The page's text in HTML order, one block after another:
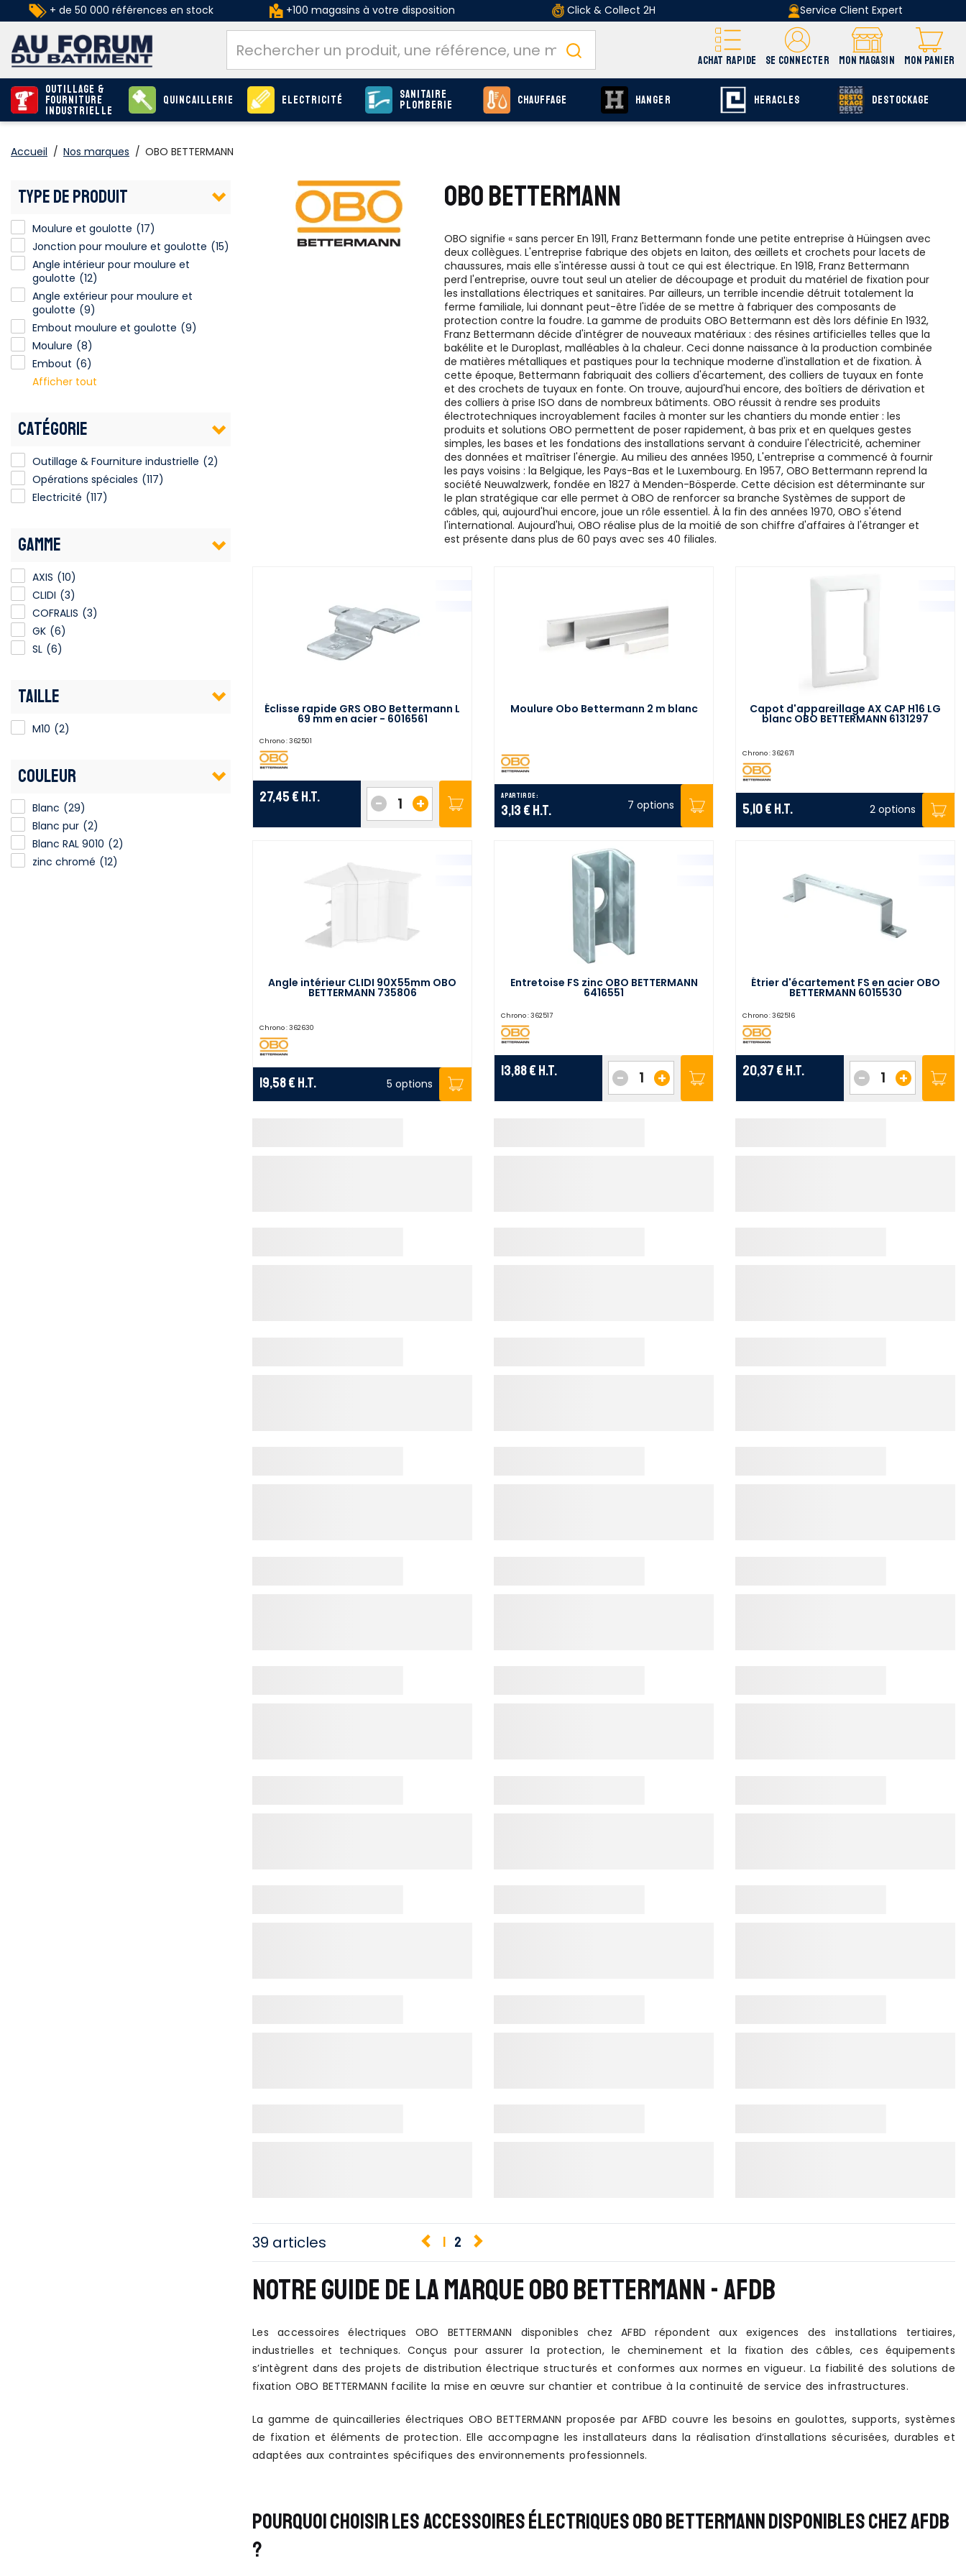
+ de 50 000 références en stock +100 magasins à votre disposition Click & Collect 2H Service Client Expert
ACHAT RAPIDE SE CONNECTER MON MAGASIN MON PANIER
Outillage &
Fourniture
industrielle
Quincaillerie Electricité Sanitaire
Plomberie Chauffage HANGER HERACLES DESTOCKAGE
Accueil / Nos marques / OBO BETTERMANN
TYPE DE PRODUIT
Moulure et goulotte (17)
Jonction pour moulure et goulotte (15)
Angle intérieur pour moulure et
goulotte (12)
Angle extérieur pour moulure et
goulotte (9)
Embout moulure et goulotte (9)
Moulure (8)
Embout (6)
Afficher tout
CATÉGORIE
Outillage & Fourniture industrielle (2)
Opérations spéciales (117)
Electricité (117)
GAMME
AXIS (10)
CLIDI (3)
COFRALIS (3)
GK (6)
SL (6)
TAILLE
M10 (2)
COULEUR
Blanc (29)
Blanc pur (2)
Blanc RAL 9010 (2)
zinc chromé (12)
OBO BETTERMANN
OBO signifie « sans percer En 1911, Franz Bettermann fonde une petite entreprise à Hüingsen avec
deux collègues. L'entreprise fabrique des objets en laiton, des œillets et crochets pour lacets de
chaussures, mais elle s'intéresse aussi à tout ce qui est électrique. En 1918, Franz Bettermann
perd l'entreprise, ouvre tout seul un atelier de découpage et produit du matériel de fixation pour
les installations électriques et sanitaires. Par ailleurs, un terrible incendie détruit totalement la
ferme familiale, lui donnant peut-être l'idée de se mettre à fabriquer des composants de
protection contre la foudre. La gamme de produits OBO Bettermann est dès lors définie En 1932,
Franz Bettermann décide d'intégrer de nouveaux matériaux : des résines artificielles telles que la
bakélite et le Duroplast, malléables à la chaleur. Ceci donne naissance à la production combinée
de matières métalliques et pastiques pour la technique moderne d'installation et de fixation. À
cette époque, Bettermann fabriquait des colliers d'écartement, des colliers de tuyaux en fonte
et des crochets de tuyaux en fonte. On trouve, aujourd'hui encore, des boîtiers de dérivation et
des colliers à prise ISO dans de nombreux bâtiments. OBO réussit à rendre ses produits
électrotechniques incroyablement faciles à monter sur les chantiers du monde entier : les
produits et solutions OBO permettent de poser rapidement, à bas prix et en quelques gestes
simples, les bases et les fondations des installations servant à conduire l'électricité, acheminer
des données et maîtriser l'énergie. Au milieu des années 1950, L'entreprise a commencé à fournir
les pays voisins : la Belgique, les Pays-Bas et le Luxembourg. En 1957, OBO Bettermann reprend la
société Neuwalzwerk, fondée en 1827 à Menden-Bösperde. Cette décision est déterminante sur
le plan stratégique car elle permet à OBO de renforcer sa branche Systèmes de support de
câbles, qui, aujourd'hui encore, joue un rôle essentiel. À la fin des années 1970, OBO s'étend
l'international. Aujourd'hui, OBO réalise plus de la moitié de son chiffre d'affaires à l'étranger et
est présente dans plus de 60 pays avec ses 40 filiales.
Éclisse rapide GRS OBO Bettermann L
69 mm en acier - 6016561
Chrono :362501
27,45 € H.T. +
-
Moulure Obo Bettermann 2 m blanc
A partir de :
3,13 € H.T. 7 options
Capot d'appareillage AX CAP H16 LG
blanc OBO BETTERMANN 6131297
Chrono :362671
5,10 € H.T. 2 options
Angle intérieur CLIDI 90X55mm OBO
BETTERMANN 735806
Chrono :362630
19,58 € H.T. 5 options
Entretoise FS zinc OBO BETTERMANN
6416551
Chrono :362517
13,88 € H.T. +
-
Étrier d'écartement FS en acier OBO
BETTERMANN 6015530
Chrono :362516
20,37 € H.T. +
-
39 articles 1 2
NOTRE GUIDE DE LA MARQUE OBO BETTERMANN - AFDB
Les accessoires électriques OBO BETTERMANN disponibles chez AFBD répondent aux exigences des installations tertiaires,
industrielles et techniques. Conçus pour assurer la protection, le cheminement et la fixation des câbles, ces équipements
s’intègrent dans des projets de distribution électrique structurés et conformes aux normes en vigueur. La fiabilité des solutions de
fixation OBO BETTERMANN facilite la mise en œuvre sur chantier et contribue à la continuité de service des infrastructures.
La gamme de quincailleries électriques OBO BETTERMANN proposée par AFBD couvre les besoins en goulottes, supports, systèmes
de fixation et éléments de protection. Elle accompagne les installateurs dans la réalisation d’installations sécurisées, durables et
adaptées aux contraintes spécifiques des environnements professionnels.
POURQUOI CHOISIR LES ACCESSOIRES ÉLECTRIQUES OBO BETTERMANN DISPONIBLES CHEZ AFDB
?